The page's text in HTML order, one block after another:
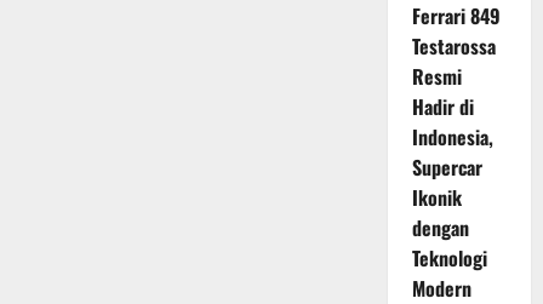
Ferrari 849
Testarossa
Resmi
Hadir di
Indonesia,
Supercar
Ikonik
dengan
Teknologi
Modern